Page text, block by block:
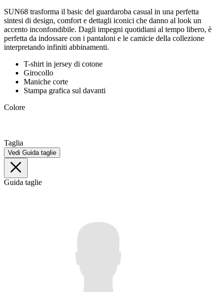
SUN68 trasforma il basic del guardaroba casual in una perfetta
sintesi di design, comfort e dettagli iconici che danno al look un
accento inconfondibile. Dagli impegni quotidiani al tempo libero, è
perfetta da indossare con i pantaloni e le camicie della collezione
interpretando infiniti abbinamenti.
T-shirt in jersey di cotone
Girocollo
Maniche corte
Stampa grafica sul davanti
Colore
Taglia
Vedi Guida taglie
Guida taglie